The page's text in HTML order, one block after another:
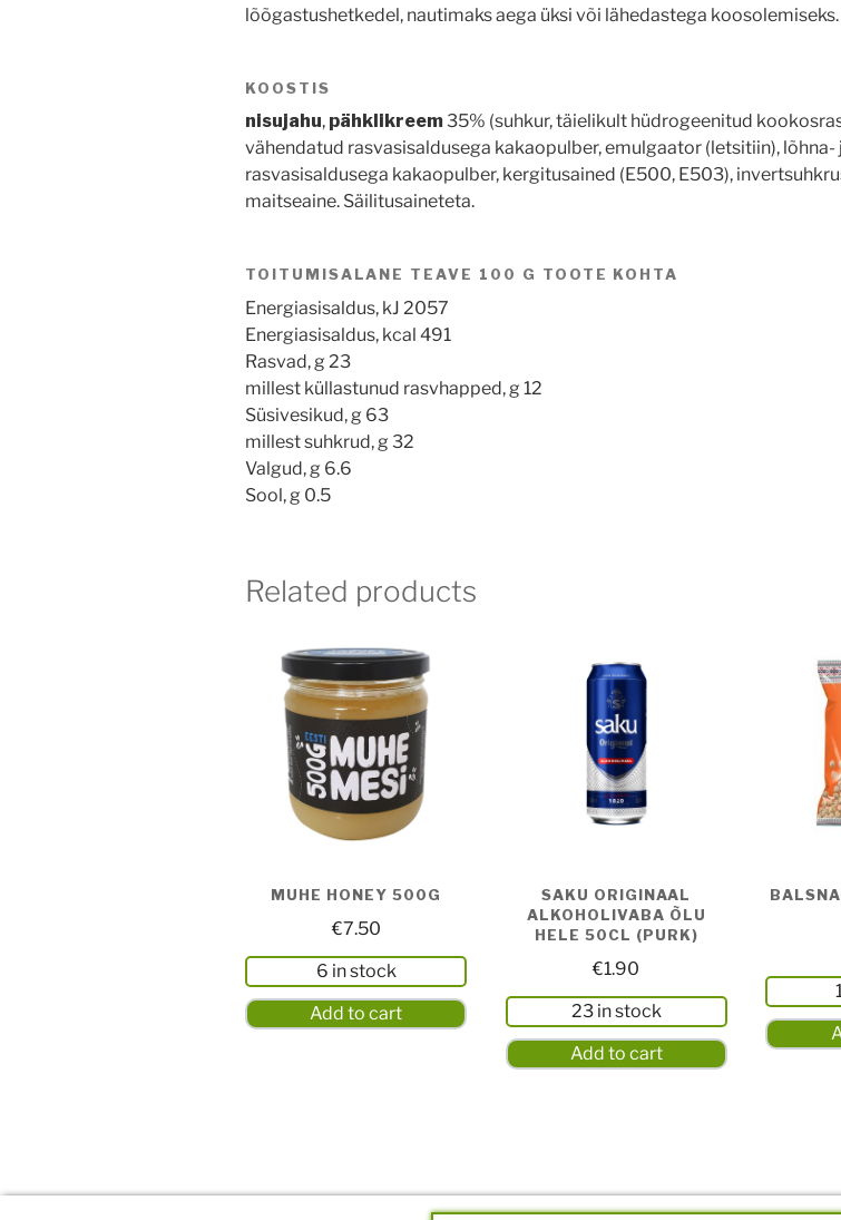
lõõgastushetkedel, nautimaks aega üksi või lähedastega
KOOSTIS
nisujahu, pähklikreem35% (suhkur, täielikult hüdrogeenitud
vähendatud rasvasisaldusega kakaopulber, emulgaator (letsitiin),
rasvasisaldusega kakaopulber, kergitusained (E500, E503),
maitseaine. Säilitusaineteta.
TOITUMISALANE TEAVE 100 G TOOTE KOHTA
Energiasisaldus, kJ 2057
Energiasisaldus, kcal 491
Rasvad, g 23
millest küllastunud rasvhapped, g 12
Süsivesikud, g 63
millest suhkrud, g 32
Valgud, g 6.6
Sool, g 0.5
Related products
MUHE HONEY 500G
€7.50
6 in stock
Add to cart
SAKU ORIGINAAL
ALKOHOLIVABA ÕLU
HELE 50CL (PURK)
€1.90
23 in stock
Add to cart